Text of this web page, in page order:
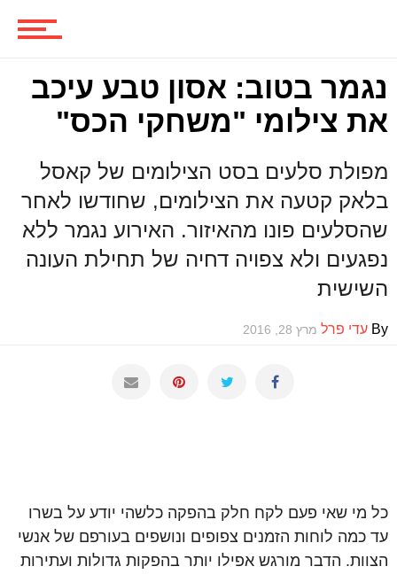
ביקורות משחקים
ספרים וקומיקס
וכל השאר
נגמר בטוב: אסון טבע עיכב
את צילומי "משחקי הכס"
מפולת סלעים בסט הצילומים של קאסל
בלאק קטעה את הצילומים, שחודשו לאחר
שהסלעים פונו מהאיזור. האירוע נגמר ללא
נפגעים ולא צפויה דחיה של תחילת העונה
השישית
By עדי פרל מרץ 28, 2016
כל מי שאי פעם לקח חלק בהפקה כלשהי יודע על בשרו
עד כמה לוחות הזמנים צפופים ונושפים בעורפם של אנשי
הצוות. הדבר מורגש אפילו יותר בהפקות גדולות ועתירות